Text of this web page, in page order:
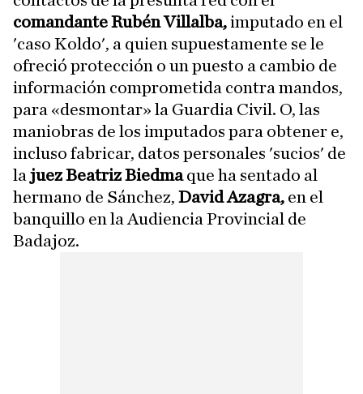
comandante Rubén Villalba,imputado en el
'caso Koldo', a quien supuestamente se le
ofreció protección o un puesto a cambio de
información comprometida contra mandos,
para «desmontar» la Guardia Civil. O, las
maniobras de los imputados para obtener e,
incluso fabricar, datos personales 'sucios' de
la juez Beatriz Biedmaque ha sentado al
hermano de Sánchez, David Azagra, en el
banquillo en la Audiencia Provincial de
Badajoz.